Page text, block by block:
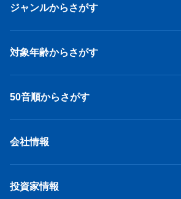
ジャンルからさがす
対象年齢からさがす
50音順からさがす
会社情報
投資家情報